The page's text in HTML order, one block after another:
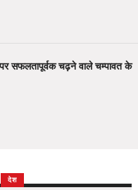
सफलतापूर्वक चढ़ने वाले चम्पावत के
देश